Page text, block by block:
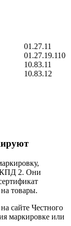
01.27.11
01.27.19.110
10.83.11
10.83.12
2. Они
на товары.
на сайте Честного
маркировке или